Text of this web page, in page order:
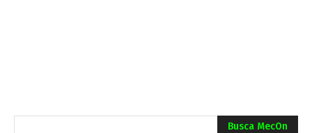
Busca MecOn